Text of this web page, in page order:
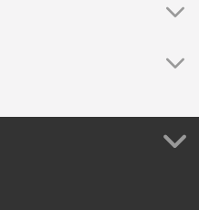
entre la Ribeira